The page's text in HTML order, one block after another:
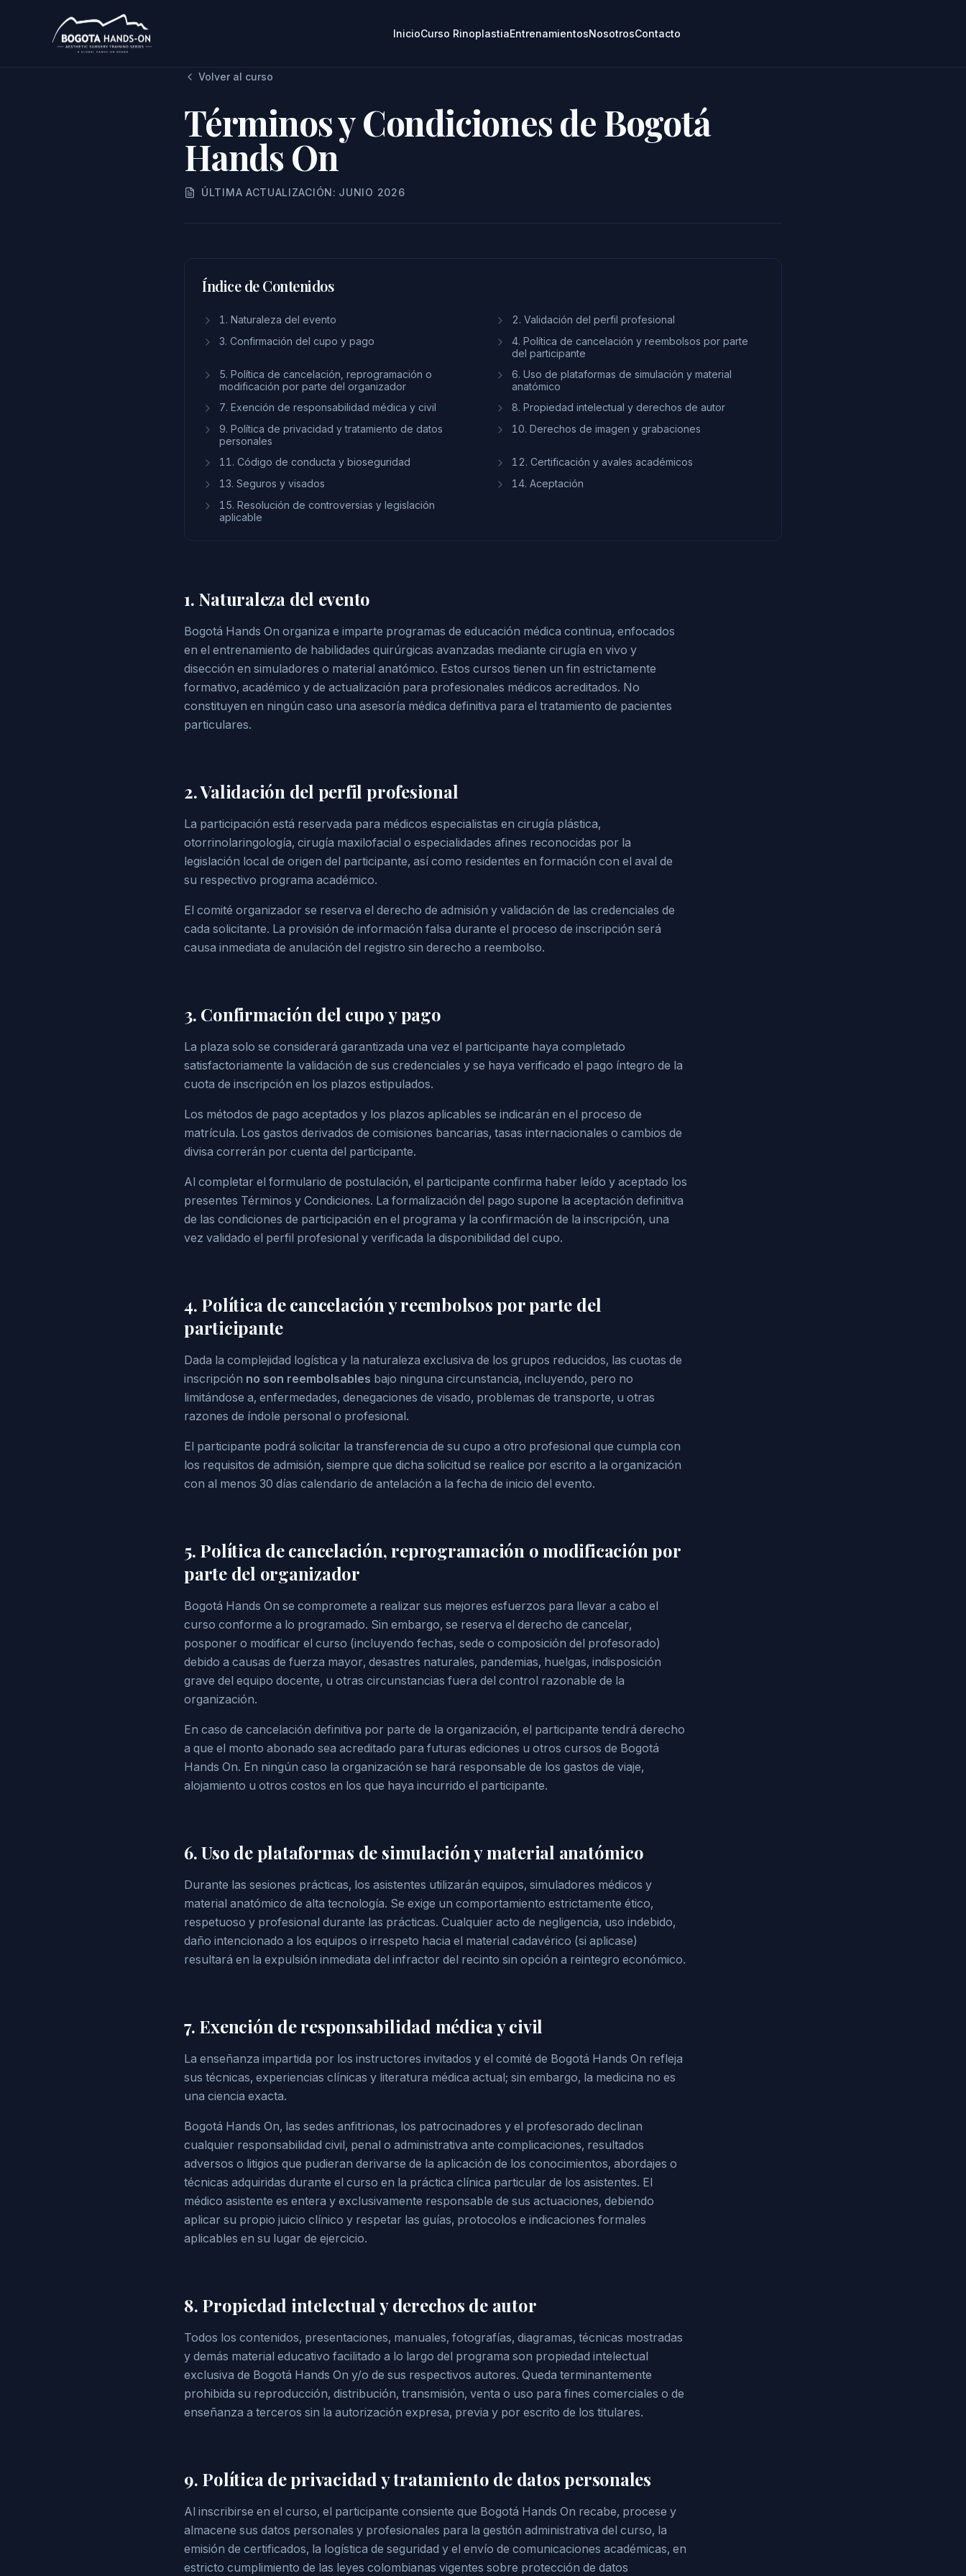
InicioCurso RinoplastiaEntrenamientosNosotrosContacto
Volver al curso
Términos y Condiciones de Bogotá
Hands On
ÚLTIMA ACTUALIZACIÓN: JUNIO 2026
Índice de Contenidos
1. Naturaleza del evento
2. Validación del perfil profesional
3. Confirmación del cupo y pago
4. Política de cancelación y reembolsos por parte
del participante
5. Política de cancelación, reprogramación o
modificación por parte del organizador
6. Uso de plataformas de simulación y material
anatómico
7. Exención de responsabilidad médica y civil
8. Propiedad intelectual y derechos de autor
9. Política de privacidad y tratamiento de datos
personales
10. Derechos de imagen y grabaciones
11. Código de conducta y bioseguridad
12. Certificación y avales académicos
13. Seguros y visados
14. Aceptación
15. Resolución de controversias y legislación
aplicable
1. Naturaleza del evento
Bogotá Hands On organiza e imparte programas de educación médica continua, enfocados
en el entrenamiento de habilidades quirúrgicas avanzadas mediante cirugía en vivo y
disección en simuladores o material anatómico. Estos cursos tienen un fin estrictamente
formativo, académico y de actualización para profesionales médicos acreditados. No
constituyen en ningún caso una asesoría médica definitiva para el tratamiento de pacientes
particulares.
2. Validación del perfil profesional
La participación está reservada para médicos especialistas en cirugía plástica,
otorrinolaringología, cirugía maxilofacial o especialidades afines reconocidas por la
legislación local de origen del participante, así como residentes en formación con el aval de
su respectivo programa académico.
El comité organizador se reserva el derecho de admisión y validación de las credenciales de
cada solicitante. La provisión de información falsa durante el proceso de inscripción será
causa inmediata de anulación del registro sin derecho a reembolso.
3. Confirmación del cupo y pago
La plaza solo se considerará garantizada una vez el participante haya completado
satisfactoriamente la validación de sus credenciales y se haya verificado el pago íntegro de la
cuota de inscripción en los plazos estipulados.
Los métodos de pago aceptados y los plazos aplicables se indicarán en el proceso de
matrícula. Los gastos derivados de comisiones bancarias, tasas internacionales o cambios de
divisa correrán por cuenta del participante.
Al completar el formulario de postulación, el participante confirma haber leído y aceptado los
presentes Términos y Condiciones. La formalización del pago supone la aceptación definitiva
de las condiciones de participación en el programa y la confirmación de la inscripción, una
vez validado el perfil profesional y verificada la disponibilidad del cupo.
4. Política de cancelación y reembolsos por parte del
participante
Dada la complejidad logística y la naturaleza exclusiva de los grupos reducidos, las cuotas de
inscripción no son reembolsables bajo ninguna circunstancia, incluyendo, pero no
limitándose a, enfermedades, denegaciones de visado, problemas de transporte, u otras
razones de índole personal o profesional.
El participante podrá solicitar la transferencia de su cupo a otro profesional que cumpla con
los requisitos de admisión, siempre que dicha solicitud se realice por escrito a la organización
con al menos 30 días calendario de antelación a la fecha de inicio del evento.
5. Política de cancelación, reprogramación o modificación por
parte del organizador
Bogotá Hands On se compromete a realizar sus mejores esfuerzos para llevar a cabo el
curso conforme a lo programado. Sin embargo, se reserva el derecho de cancelar,
posponer o modificar el curso (incluyendo fechas, sede o composición del profesorado)
debido a causas de fuerza mayor, desastres naturales, pandemias, huelgas, indisposición
grave del equipo docente, u otras circunstancias fuera del control razonable de la
organización.
En caso de cancelación definitiva por parte de la organización, el participante tendrá derecho
a que el monto abonado sea acreditado para futuras ediciones u otros cursos de Bogotá
Hands On. En ningún caso la organización se hará responsable de los gastos de viaje,
alojamiento u otros costos en los que haya incurrido el participante.
6. Uso de plataformas de simulación y material anatómico
Durante las sesiones prácticas, los asistentes utilizarán equipos, simuladores médicos y
material anatómico de alta tecnología. Se exige un comportamiento estrictamente ético,
respetuoso y profesional durante las prácticas. Cualquier acto de negligencia, uso indebido,
daño intencionado a los equipos o irrespeto hacia el material cadavérico (si aplicase)
resultará en la expulsión inmediata del infractor del recinto sin opción a reintegro económico.
7. Exención de responsabilidad médica y civil
La enseñanza impartida por los instructores invitados y el comité de Bogotá Hands On refleja
sus técnicas, experiencias clínicas y literatura médica actual; sin embargo, la medicina no es
una ciencia exacta.
Bogotá Hands On, las sedes anfitrionas, los patrocinadores y el profesorado declinan
cualquier responsabilidad civil, penal o administrativa ante complicaciones, resultados
adversos o litigios que pudieran derivarse de la aplicación de los conocimientos, abordajes o
técnicas adquiridas durante el curso en la práctica clínica particular de los asistentes. El
médico asistente es entera y exclusivamente responsable de sus actuaciones, debiendo
aplicar su propio juicio clínico y respetar las guías, protocolos e indicaciones formales
aplicables en su lugar de ejercicio.
8. Propiedad intelectual y derechos de autor
Todos los contenidos, presentaciones, manuales, fotografías, diagramas, técnicas mostradas
y demás material educativo facilitado a lo largo del programa son propiedad intelectual
exclusiva de Bogotá Hands On y/o de sus respectivos autores. Queda terminantemente
prohibida su reproducción, distribución, transmisión, venta o uso para fines comerciales o de
enseñanza a terceros sin la autorización expresa, previa y por escrito de los titulares.
9. Política de privacidad y tratamiento de datos personales
Al inscribirse en el curso, el participante consiente que Bogotá Hands On recabe, procese y
almacene sus datos personales y profesionales para la gestión administrativa del curso, la
emisión de certificados, la logística de seguridad y el envío de comunicaciones académicas, en
estricto cumplimiento de las leyes colombianas vigentes sobre protección de datos